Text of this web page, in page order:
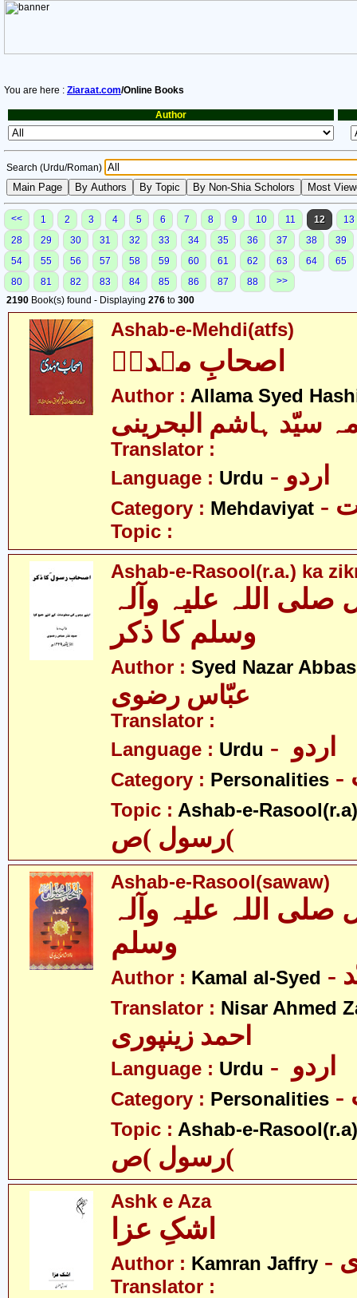
You are here : Ziaraat.com/Online Books
Author
Search (Urdu/Roman)
<< 1 2 3 4 5 6 7 8 9 10 11 12
13
28
29 30 31 32 33 34 35 36 37 38
39
54
55 56 57 58 59 60 61 62 63 64
65
80
81 82 83 84 85 86 87 88
>>
2190 Book(s) found - Displaying 276 to 300
Ashab-e-Mehdi(atfs)
اصحابِ مہدیؑ
Author : Allama Syed
سیّد ہاشم البحرینی
Translator :
Language : Urdu - اردو
Category : Mehdaviyat
Topic :
Ashab-e-Rasool(r.a.) ka
اللہ علیہ وآلہ
Author : Syed Nazar
عبّاس رضوی
Translator :
Language : Urdu
Category : Personalities
Topic : Ashab-e-
رسول )ص(
Ashab-e-Rasool(sawaw)
اللہ علیہ وآلہ
وسلم
Author : Kamal al-Syed
Translator : Nisar Ahmed
احمد زینپوری
Language : Urdu
Category : Personalities
Topic : Ashab-e-
رسول )ص(
Ashk e Aza
اشکِ عزا
Author : Kamran Jaffry
Translator :